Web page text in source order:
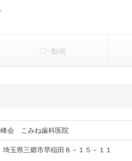
動画
会 こみね歯科医院
玉県三郷市早稲田８－１５－１１